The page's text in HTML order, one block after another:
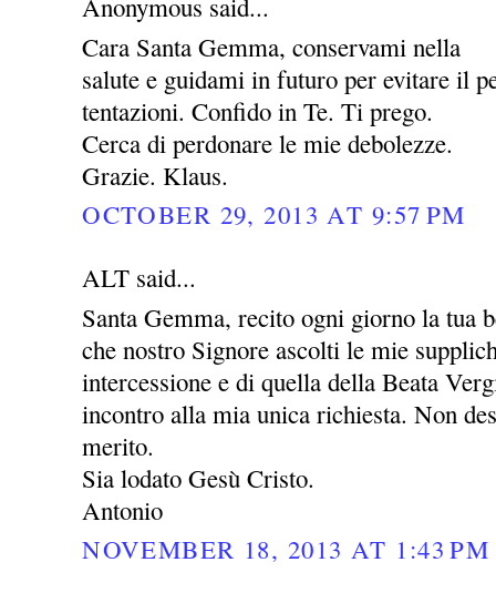
Cara Santa Gemma, conservami nella
salute e guidami in futuro per evitare il
tentazioni. Confido in Te. Ti prego.
Cerca di perdonare le mie debolezze.
Grazie. Klaus.
OCTOBER 29, 2013 AT 9:57 PM
ALT said...
Santa Gemma, recito ogni giorno la tua
che nostro Signore ascolti le mie
intercessione e di quella della Beata
incontro alla mia unica richiesta. Non
merito.
Sia lodato Gesù Cristo.
Antonio
NOVEMBER 18, 2013 AT 1:43 PM